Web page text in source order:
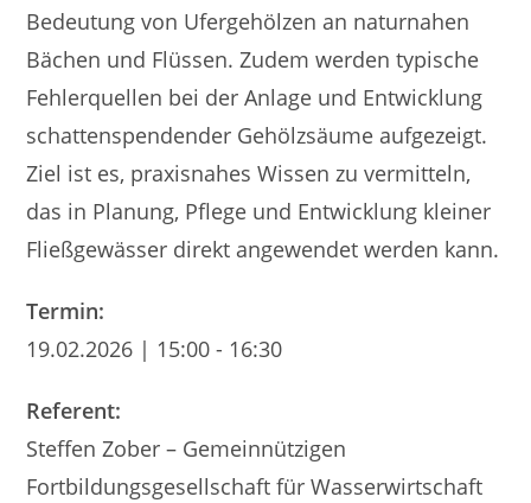
Bedeutung von Ufergehölzen an naturnahen
Bächen und Flüssen. Zudem werden typische
Fehlerquellen bei der Anlage und Entwicklung
schattenspendender Gehölzsäume aufgezeigt.
Ziel ist es, praxisnahes Wissen zu vermitteln,
das in Planung, Pflege und Entwicklung kleiner
Fließgewässer direkt angewendet werden kann.
Termin:
19.02.2026 | 15:00 - 16:30
Referent:
Steffen Zober – Gemeinnützigen
Fortbildungsgesellschaft für Wasserwirtschaft